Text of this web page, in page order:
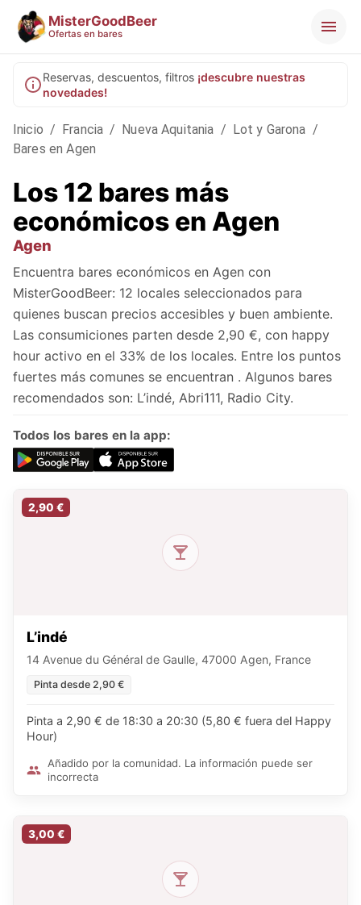
MisterGoodBeer
Ofertas en bares
Reservas, descuentos, filtros ¡descubre nuestras
novedades!
Inicio / Francia / Nueva Aquitania / Lot y Garona /
Bares en Agen
Los 12 bares más
económicos en Agen
Agen
Encuentra bares económicos en Agen con
MisterGoodBeer: 12 locales seleccionados para
quienes buscan precios accesibles y buen ambiente.
Las consumiciones parten desde 2,90 €, con happy
hour activo en el 33% de los locales. Entre los puntos
fuertes más comunes se encuentran . Algunos bares
recomendados son: L’indé, Abri111, Radio City.
Todos los bares en la app:
2,90 €
L’indé
14 Avenue du Général de Gaulle, 47000 Agen, France
Pinta desde 2,90 €
Pinta a 2,90 € de 18:30 a 20:30 (5,80 € fuera del Happy
Hour)
Añadido por la comunidad. La información puede ser
incorrecta
3,00 €